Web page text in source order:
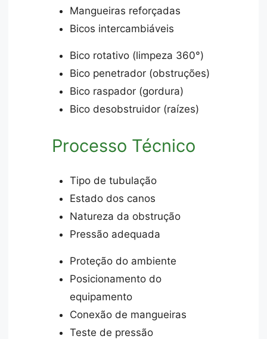
Mangueiras reforçadas
Bicos intercambiáveis
Bico rotativo (limpeza 360°)
Bico penetrador (obstruções)
Bico raspador (gordura)
Bico desobstruidor (raízes)
Processo Técnico
Tipo de tubulação
Estado dos canos
Natureza da obstrução
Pressão adequada
Proteção do ambiente
Posicionamento do
equipamento
Conexão de mangueiras
Teste de pressão